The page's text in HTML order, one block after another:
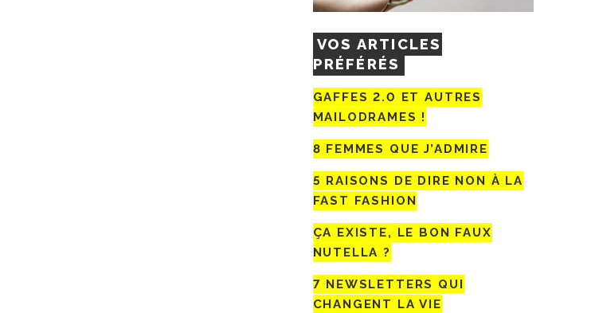
VOS ARTICLES
PRÉFÉRÉS
GAFFES 2.0 ET AUTRES
MAILODRAMES !
8 FEMMES QUE J’ADMIRE
5 RAISONS DE DIRE NON À LA
FAST FASHION
ÇA EXISTE, LE BON FAUX
NUTELLA ?
7 NEWSLETTERS QUI
CHANGENT LA VIE